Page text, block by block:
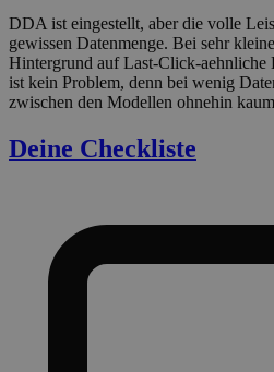
DDA ist eingestellt, aber die volle
gewissen Datenmenge. Bei sehr
Hintergrund auf Last-Click-aehnliche
ist kein Problem, denn bei wenig
zwischen den Modellen ohnehin
Deine Checkliste